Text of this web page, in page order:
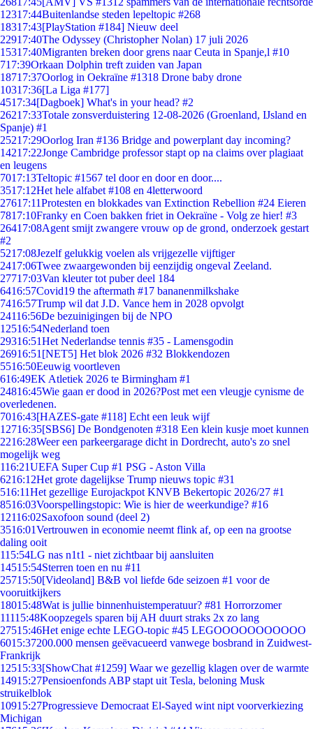
12317:44Buitenlandse steden lepeltopic #268
18317:43[PlayStation #184] Nieuw deel
22917:40The Odyssey (Christopher Nolan) 17 juli 2026
15317:40Migranten breken door grens naar Ceuta in Spanje,l #10
717:39Orkaan Dolphin treft zuiden van Japan
18717:37Oorlog in Oekraïne #1318 Drone baby drone
10317:36[La Liga #177]
4517:34[Dagboek] What's in your head? #2
26217:33Totale zonsverduistering 12-08-2026 (Groenland, IJsland en
Spanje) #1
25217:29Oorlog Iran #136 Bridge and powerplant day incoming?
14217:22Jonge Cambridge professor stapt op na claims over plagiaat
en leugens
7017:13Teltopic #1567 tel door en door en door....
3517:12Het hele alfabet #108 en 4letterwoord
27617:11Protesten en blokkades van Extinction Rebellion #24 Eieren
7817:10Franky en Coen bakken friet in Oekraïne - Volg ze hier! #3
26417:08Agent smijt zwangere vrouw op de grond, onderzoek gestart
#2
5217:08Jezelf gelukkig voelen als vrijgezelle vijftiger
2417:06Twee zwaargewonden bij eenzijdig ongeval Zeeland.
27717:03Van kleuter tot puber deel 184
6416:57Covid19 the aftermath #17 bananenmilkshake
7416:57Trump wil dat J.D. Vance hem in 2028 opvolgt
24116:56De bezuinigingen bij de NPO
12516:54Nederland toen
29316:51Het Nederlandse tennis #35 - Lamensgodin
26916:51 [NET5] Het blok 2026 #32 Blokkendozen
5516:50Eeuwig voortleven
616:49EK Atletiek 2026 te Birmingham #1
24816:45Wie gaan er dood in 2026?Post met een vleugje cynisme de
overledenen.
7016:43[HAZES-gate #118] Echt een leuk wijf
12716:35[SBS6] De Bondgenoten #318 Een klein kusje moet kunnen
2216:28Weer een parkeergarage dicht in Dordrecht, auto's zo snel
mogelijk weg
116:21UEFA Super Cup #1 PSG - Aston Villa
6216:12Het grote dagelijkse Trump nieuws topic #31
516:11Het gezellige Eurojackpot KNVB Bekertopic 2026/27 #1
8516:03Voorspellingstopic: Wie is hier de weerkundige? #16
12116:02Saxofoon sound (deel 2)
3516:01Vertrouwen in economie neemt flink af, op een na grootse
daling ooit
115:54LG nas n1t1 - niet zichtbaar bij aansluiten
14515:54Sterren toen en nu #11
25715:50[Videoland] B&B vol liefde 6de seizoen #1 voor de
vooruitkijkers
18015:48Wat is jullie binnenhuistemperatuur? #81 Horrorzomer
11115:48Koopzegels sparen bij AH duurt straks 2x zo lang
27515:46Het enige echte LEGO-topic #45 LEGOOOOOOOOOOO
6015:37200.000 mensen geëvacueerd vanwege bosbrand in Zuidwest-
Frankrijk
12515:33[ShowChat #1259] Waar we gezellig klagen over de warmte
14915:27Pensioenfonds ABP stapt uit Tesla, beloning Musk
struikelblok
10915:27Progressieve Democraat El-Sayed wint nipt voorverkiezing
Michigan